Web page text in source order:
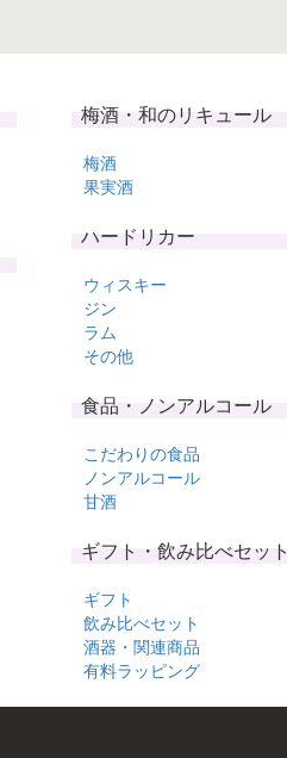
梅酒・和のリキュール
梅酒
果実酒
ハードリカー
ウィスキー
ジン
ラム
その他
食品・ノンアルコール
こだわりの食品
ノンアルコール
甘酒
ギフト・飲み比べセット
ギフト
飲み比べセット
酒器・関連商品
有料ラッピング